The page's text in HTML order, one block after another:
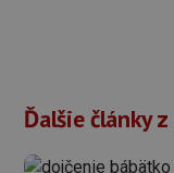
Ďalšie články